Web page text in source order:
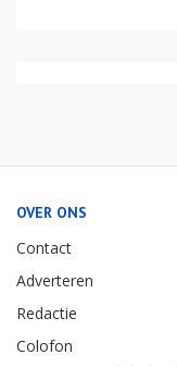
OVER ONS
Contact
Adverteren
Redactie
Colofon